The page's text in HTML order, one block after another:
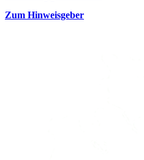
Zum Hinweisgeber